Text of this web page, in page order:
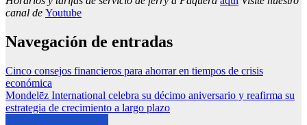
canal de Youtube
Navegación de entradas
Cinco consejos financieros para ahorrar en tiempos de crisis
económica
Mondelēz International celebra su décimo aniversario y reafirma su
estrategia de crecimiento a largo plazo